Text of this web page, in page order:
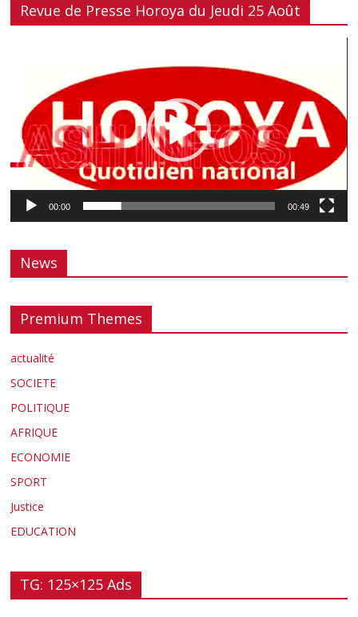
Revue de Presse Horoya du Jeudi 25 Août
00:00 00:49
News
Premium Themes
actualité
SOCIETE
POLITIQUE
AFRIQUE
ECONOMIE
SPORT
Justice
EDUCATION
TG: 125×125 Ads